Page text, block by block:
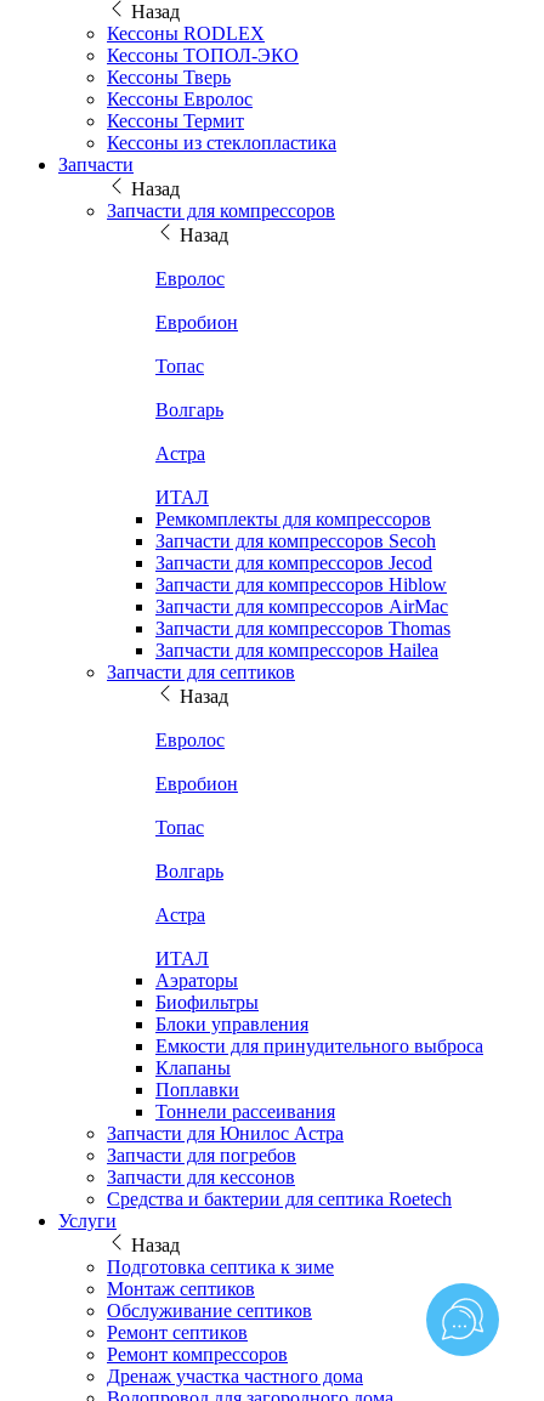
Назад
Кессоны RODLEX
Кессоны ТОПОЛ-ЭКО
Кессоны Тверь
Кессоны Евролос
Кессоны Термит
Кессоны из стеклопластика
Запчасти
Назад
Запчасти для компрессоров
Назад
Евролос
Евробион
Топас
Волгарь
Астра
ИТАЛ
Ремкомплекты для компрессоров
Запчасти для компрессоров Secoh
Запчасти для компрессоров Jecod
Запчасти для компрессоров Hiblow
Запчасти для компрессоров AirMac
Запчасти для компрессоров Thomas
Запчасти для компрессоров Hailea
Запчасти для септиков
Назад
Евролос
Евробион
Топас
Волгарь
Астра
ИТАЛ
Аэраторы
Биофильтры
Блоки управления
Емкости для принудительного выброса
Клапаны
Поплавки
Тоннели рассеивания
Запчасти для Юнилос Астра
Запчасти для погребов
Запчасти для кессонов
Средства и бактерии для септика Roetech
Услуги
Назад
Подготовка септика к зиме
Монтаж септиков
Обслуживание септиков
Ремонт септиков
Ремонт компрессоров
Дренаж участка частного дома